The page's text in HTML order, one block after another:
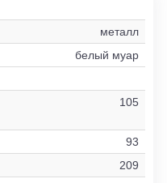
металл
белый муар
105
93
209